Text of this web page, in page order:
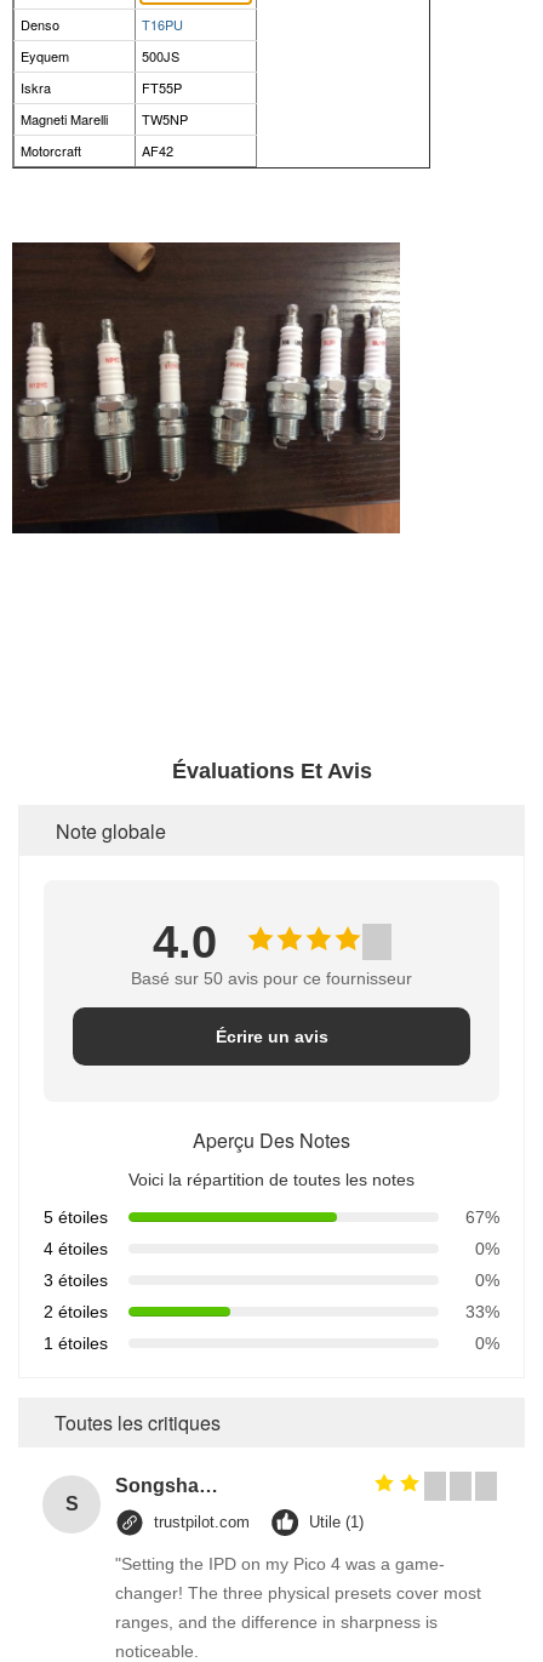
Denso
T16PU
Eyquem
500JS
Iskra
FT55P
Magneti Marelli
TW5NP
Motorcraft
AF42
Évaluations Et Avis
Note globale
4.0
Basé sur 50 avis pour ce fournisseur
Écrire un avis
Aperçu Des Notes
Voici la répartition de toutes les notes
5 étoiles
67%
4 étoiles
0%
3 étoiles
0%
2 étoiles
33%
1 étoiles
0%
Toutes les critiques
S
Songshang
trustpilot.com Utile (1)
"Setting the IPD on my Pico 4 was a game-
changer! The three physical presets cover most
ranges, and the difference in sharpness is
noticeable.